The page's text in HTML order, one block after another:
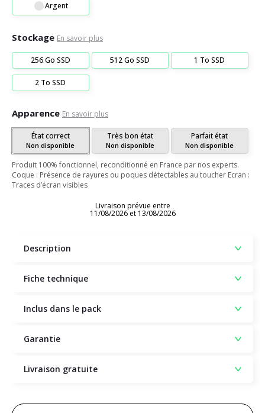
Argent
Stockage En savoir plus
256 Go SSD 512 Go SSD 1 To SSD
2 To SSD
Apparence En savoir plus
État correct
Non disponible
Très bon état
Non disponible
Parfait état
Non disponible
Produit 100% fonctionnel, reconditionné en France par nos experts.
Coque : Présence de rayures ou poques détectables au toucher Ecran :
Traces d’écran visibles
Livraison prévue entre
11/08/2026 et 13/08/2026
Description
Fiche technique
Inclus dans le pack
Garantie
Livraison gratuite